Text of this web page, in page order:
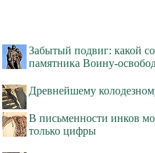
Забытый подвиг: какой
памятника Воину-
Древнейшему
В письменности инков
только цифры